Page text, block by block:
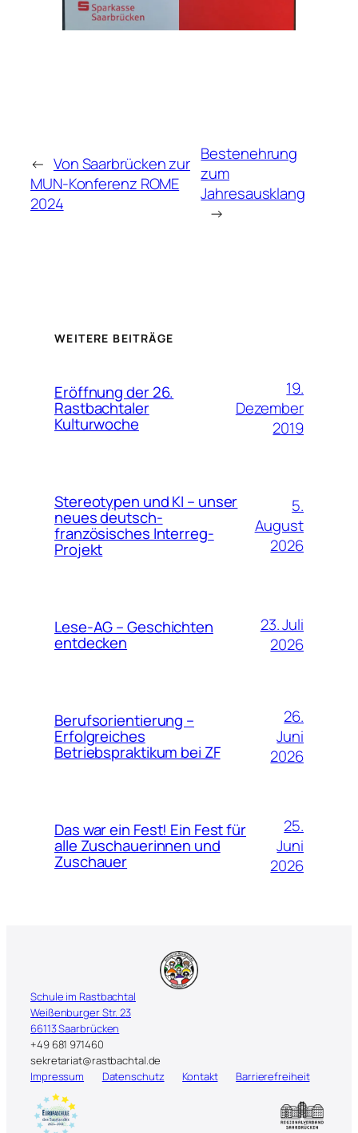
← Von Saarbrücken zur
MUN-Konferenz ROME
2024
Bestenehrung
zum
Jahresausklang
→
WEITERE BEITRÄGE
Eröffnung der 26.
Rastbachtaler
Kulturwoche
19.
Dezember
2019
Stereotypen und KI – unser
neues deutsch-
französisches Interreg-
Projekt
5.
August
2026
Lese-AG – Geschichten
entdecken
23. Juli
2026
Berufsorientierung –
Erfolgreiches
Betriebspraktikum bei ZF
26.
Juni
2026
Das war ein Fest! Ein Fest für
alle Zuschauerinnen und
Zuschauer
25.
Juni
2026
Schule im Rastbachtal
Weißenburger Str. 23
66113 Saarbrücken
+49 681 971460
sekretariat@rastbachtal.de
Impressum
Datenschutz Kontakt Barrierefreiheit